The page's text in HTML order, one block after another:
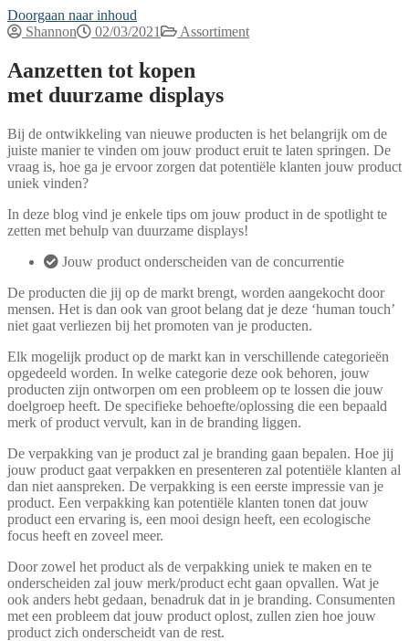
Doorgaan naar inhoud
Shannon
02/03/2021 Assortiment
Aanzetten tot kopen
met duurzame displays
Bij de ontwikkeling van nieuwe producten is het belangrijk om de
juiste manier te vinden om jouw product eruit te laten springen. De
vraag is, hoe ga je ervoor zorgen dat potentiële klanten jouw product
uniek vinden?
In deze blog vind je enkele tips om jouw product in de spotlight te
zetten met behulp van duurzame displays!
Jouw product onderscheiden van de concurrentie
De producten die jij op de markt brengt, worden aangekocht door
mensen. Het is dan ook van groot belang dat je deze ‘human touch’
niet gaat verliezen bij het promoten van je producten.
Elk mogelijk product op de markt kan in verschillende categorieën
opgedeeld worden. In welke categorie deze ook behoren, jouw
producten zijn ontworpen om een probleem op te lossen die jouw
doelgroep heeft. De specifieke behoefte/oplossing die een bepaald
merk of product vervult, kan in de branding liggen.
De verpakking van je product zal je branding gaan bepalen. Hoe jij
jouw product gaat verpakken en presenteren zal potentiële klanten al
dan niet aanspreken. De verpakking is een eerste impressie van je
product. Een verpakking kan potentiële klanten tonen dat jouw
product een ervaring is, een mooi design heeft, een ecologische
focus heeft en zoveel meer.
Door zowel het product als de verpakking uniek te maken en te
onderscheiden zal jouw merk/product echt gaan opvallen. Wat je
ook anders hebt gedaan, benadruk dat in je branding. Consumenten
met een probleem dat jouw product oplost, zullen zien hoe jouw
product zich onderscheidt van de rest.